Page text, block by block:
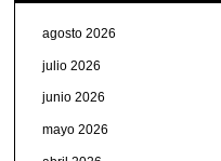
agosto 2026
julio 2026
junio 2026
mayo 2026